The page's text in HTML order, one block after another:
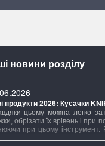
новини розділу
продукти 2026: Кусачки
цьому можна легко
обрізати їх врівень і при
при цьому інструмент.